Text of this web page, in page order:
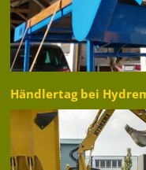
Händlertag bei